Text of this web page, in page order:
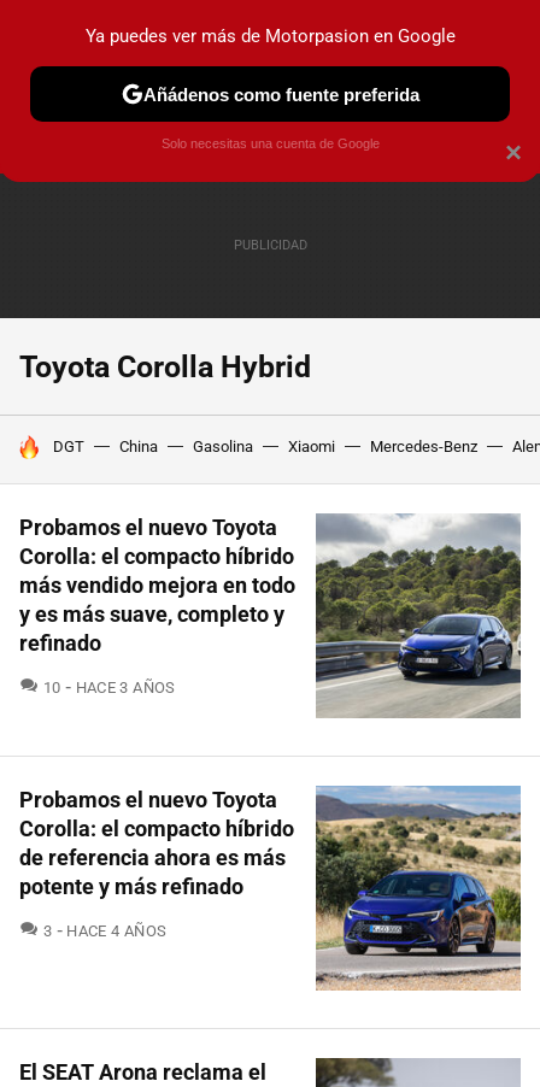
PRUEBAS COCHES ELÉCTRICOS OBSERVATORIO
Toyota Corolla Hybrid
HOY SE HABLA DE
DGT China Gasolina Xiaomi Mercedes-Benz
Probamos el nuevo Toyota
Corolla: el compacto híbrido
más vendido mejora en todo
y es más suave, completo y
refinado
10 COMENTARIOS
HACE 3 AÑOS
Probamos el nuevo Toyota
Corolla: el compacto híbrido
de referencia ahora es más
potente y más refinado
3 COMENTARIOS
HACE 4 AÑOS
El SEAT Arona reclama el
×
Ya puedes ver más de Motorpasion en Google
Añádenos como fuente preferida
Solo necesitas una cuenta de Google